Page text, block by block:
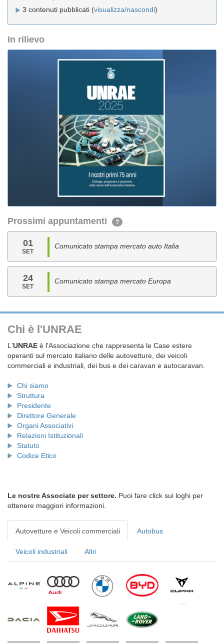
3 contenuti pubblicati (visualizza/nascondi)
In rilievo
Prossimi appuntamenti ?
01
SET
Comunicato stampa mercato auto Italia
24
SET
Comunicato stampa mercato Europa
Chi è l'UNRAE
L'UNRAE è l'Associazione che rappresenta le Case estere
operanti sul mercato italiano delle autovetture, dei veicoli
commerciali e industriali, dei bus e dei caravan e autocaravan.
Chi siamo
Struttura
Presidente
Direttore Generale
Organi Associativi
Relazioni Istituzionali
Statuto
Codice Etico
Le nostre Associate per settore. Puoi fare click sui loghi per
ottenere maggiori informazioni.
Autovetture e Veicoli commerciali Autobus
Veicoli industriali Altri